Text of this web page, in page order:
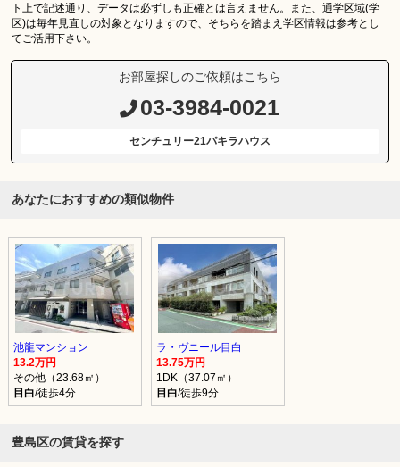
ト上で記述通り、データは必ずしも正確とは言えません。また、通学区域(学
区)は毎年見直しの対象となりますので、そちらを踏まえ学区情報は参考とし
てご活用下さい。
お部屋探しのご依頼はこちら
03-3984-0021
センチュリー21パキラハウス
あなたにおすすめの類似物件
池龍マンション
13.2万円
その他（23.68㎡）
目白/徒歩4分
ラ・ヴニール目白
13.75万円
1DK（37.07㎡）
目白/徒歩9分
豊島区の賃貸を探す